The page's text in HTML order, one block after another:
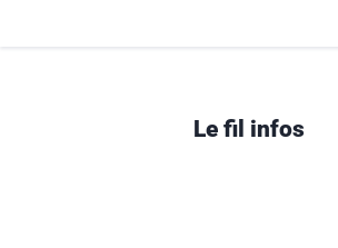
Le fil infos